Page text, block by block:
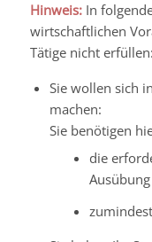
Hinweis:In
wirtschaftlichen
Tätige nicht erfüllen:
Sie wollen sich
machen:
Sie benötigen
die